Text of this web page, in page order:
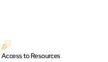
Access to Resources